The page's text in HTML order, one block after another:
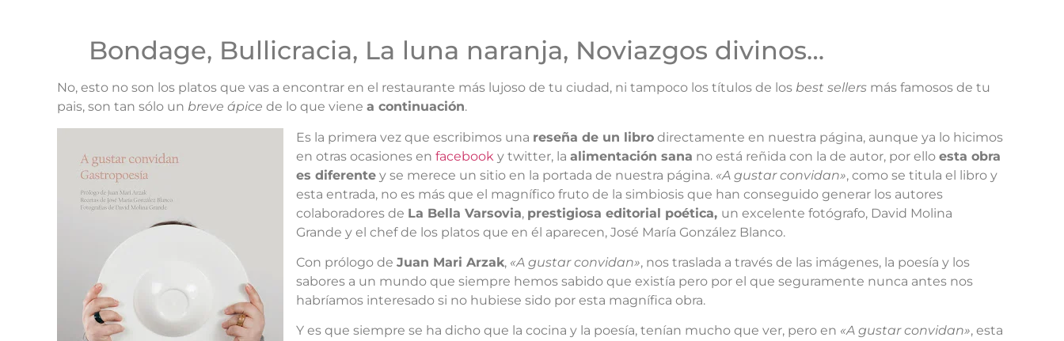
Bondage, Bullicracia, La luna naranja, Noviazgos divinos…
No, esto no son los platos que vas a encontrar en el restaurante más lujoso de tu ciudad, ni tampoco los títulos de los best sellers más famosos de tu
pais, son tan sólo un breve ápice de lo que viene a continuación.
Es la primera vez que escribimos una reseña de un libro directamente en nuestra página, aunque ya lo hicimos
en otras ocasiones en facebook y twitter, la alimentación sana no está reñida con la de autor, por ello esta obra
es diferente y se merece un sitio en la portada de nuestra página. «A gustar convidan», como se titula el libro y
esta entrada, no es más que el magnífico fruto de la simbiosis que han conseguido generar los autores
colaboradores de La Bella Varsovia, prestigiosa editorial poética, un excelente fotógrafo, David Molina
Grande y el chef de los platos que en él aparecen, José María González Blanco.
Con prólogo de Juan Mari Arzak, «A gustar convidan», nos traslada a través de las imágenes, la poesía y los
sabores a un mundo que siempre hemos sabido que existía pero por el que seguramente nunca antes nos
habríamos interesado si no hubiese sido por esta magnífica obra.
Y es que siempre se ha dicho que la cocina y la poesía, tenían mucho que ver, pero en «A gustar convidan», esta